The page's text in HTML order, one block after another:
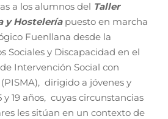
a los alumnos del Taller
y Hosteleríapuesto en marcha
Fuenllana desde la
Sociales y Discapacidad en el
Intervención Social con
dirigido a jóvenes y
y 19 años, cuyas circunstancias
les sitúan en un contexto de